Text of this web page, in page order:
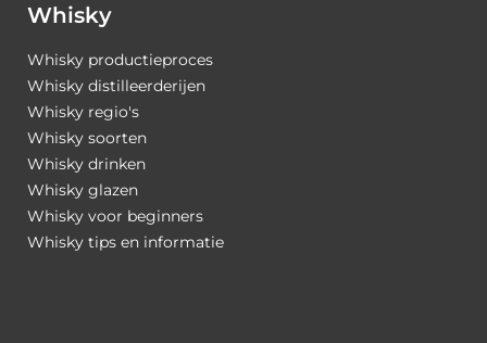
Whisky
Whisky productieproces
Whisky distilleerderijen
Whisky regio's
Whisky soorten
Whisky drinken
Whisky glazen
Whisky voor beginners
Whisky tips en informatie